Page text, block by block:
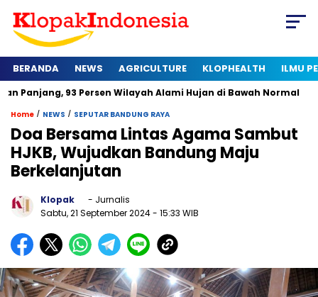
BERANDA NEWS AGRICULTURE KLOPHEALTH ILMU
93 Persen Wilayah Alami Hujan di Bawah Normal Kapan
Home / NEWS / SEPUTAR BANDUNG RAYA
Doa Bersama Lintas Agama Sambut
HJKB, Wujudkan Bandung Maju
Berkelanjutan
Klopak
- Jurnalis
Sabtu, 21 September 2024- 15:33 WIB